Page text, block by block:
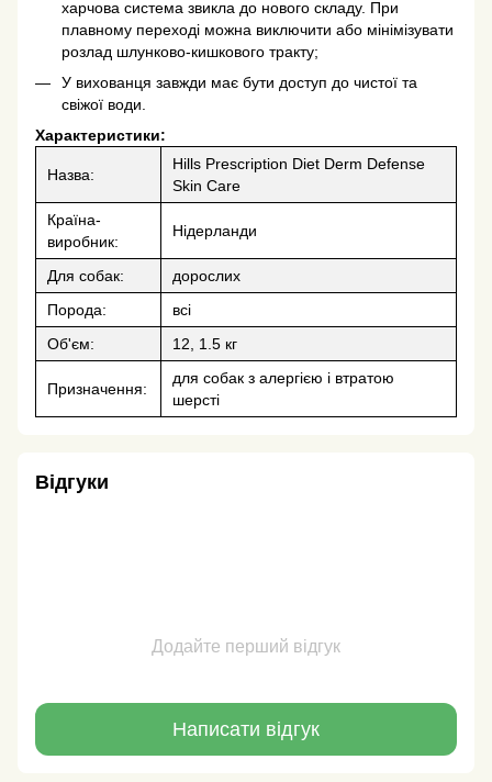
харчова система звикла до нового складу. При
плавному переході можна виключити або мінімізувати
розлад шлунково-кишкового тракту;
У вихованця завжди має бути доступ до чистої та
свіжої води.
Характеристики:
Назва:
Hills Prescription Diet Derm Defense
Skin Care
Країна-
виробник:
Нідерланди
Для собак:
дорослих
Порода:
всі
Об'єм:
12, 1.5 кг
Призначення:
для собак з алергією і втратою
шерсті
Відгуки
Додайте перший відгук
Написати відгук